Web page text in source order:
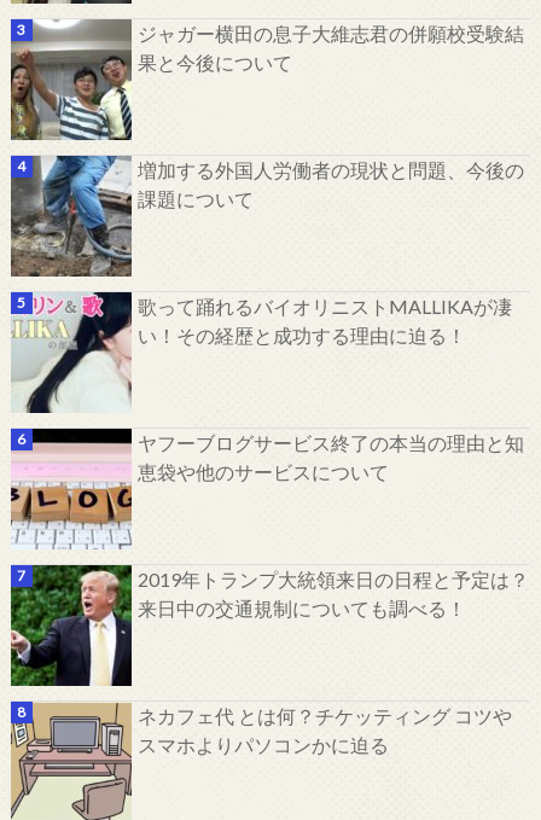
ジャガー横田の息子大維志君の併願校受験結
果と今後について
増加する外国人労働者の現状と問題、今後の
課題について
歌って踊れるバイオリニストMALLIKAが凄
い！その経歴と成功する理由に迫る！
ヤフーブログサービス終了の本当の理由と知
恵袋や他のサービスについて
2019年トランプ大統領来日の日程と予定は？
来日中の交通規制についても調べる！
ネカフェ代 とは何？チケッティング コツや
スマホよりパソコンかに迫る